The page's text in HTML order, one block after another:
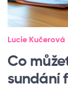
Lucie Kučerová
Co
sundání